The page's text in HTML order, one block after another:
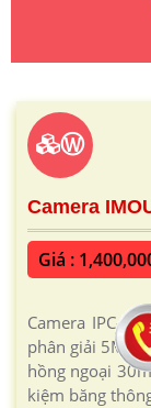
Ⓦ
Camera
Giá :
Camera IPC-
phân giải 5MP
hồng ngoại
kiệm băng